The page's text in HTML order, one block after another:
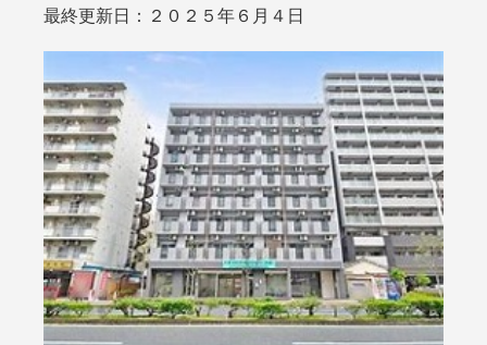
最終更新日：２０２５年６月４日